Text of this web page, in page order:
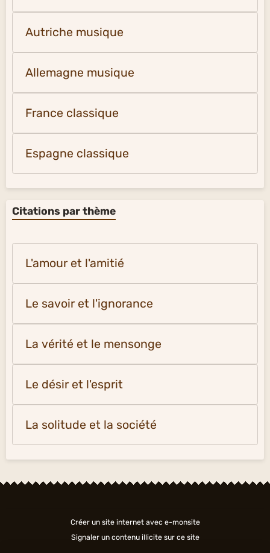
Autriche musique
Allemagne musique
France classique
Espagne classique
Citations par thème
L'amour et l'amitié
Le savoir et l'ignorance
La vérité et le mensonge
Le désir et l'esprit
La solitude et la société
Créer un site internet avec e-monsite
Signaler un contenu illicite sur ce site